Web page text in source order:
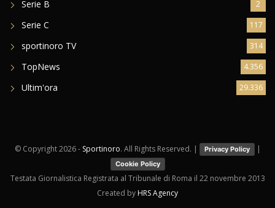
Serie B 2
Serie C 117
sportinoro TV 314
TopNews 4.356
Ultim'ora 29.336
© Copyright2026 - Sportinoro. All Rights Reserved. | Privacy Policy |
Cookie Policy
Testata Giornalistica Registrata al Tribunale di Roma il 22 novembre 2013
Created by HRS Agency